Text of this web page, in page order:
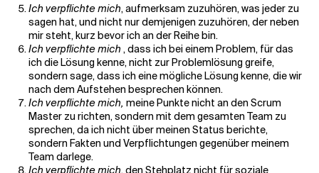
Ich verpflichte mich, aufmerksam zuzuhören, was jeder zu
sagen hat, und nicht nur demjenigen zuzuhören, der neben
mir steht, kurz bevor ich an der Reihe bin.
Ich verpflichte mich , dass ich bei einem Problem, für das
ich die Lösung kenne, nicht zur Problemlösung greife,
sondern sage, dass ich eine mögliche Lösung kenne, die wir
nach dem Aufstehen besprechen können.
Ich verpflichte mich, meine Punkte nicht an den Scrum
Master zu richten, sondern mit dem gesamten Team zu
sprechen, da ich nicht über meinen Status berichte,
sondern Fakten und Verpflichtungen gegenüber meinem
Team darlege.
Ich verpflichte mich, den Stehplatz nicht für soziale